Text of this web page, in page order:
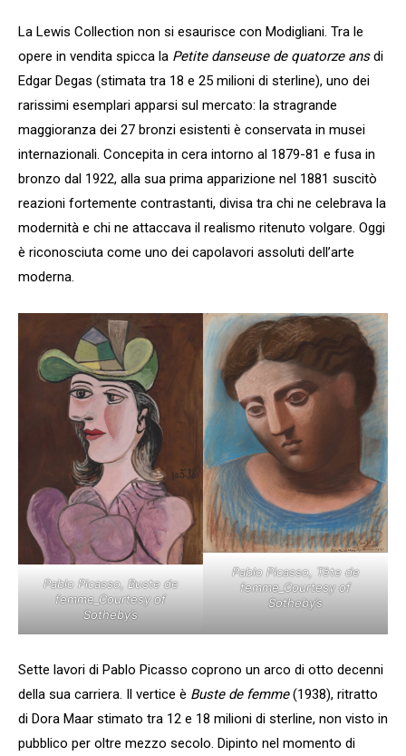
La Lewis Collection non si esaurisce con Modigliani. Tra le
opere in vendita spicca la Petite danseuse de quatorze ansdi
Edgar Degas (stimata tra 18 e 25 milioni di sterline), uno dei
rarissimi esemplari apparsi sul mercato: la stragrande
maggioranza dei 27 bronzi esistenti è conservata in musei
internazionali. Concepita in cera intorno al 1879-81 e fusa in
bronzo dal 1922, alla sua prima apparizione nel 1881 suscitò
reazioni fortemente contrastanti, divisa tra chi ne celebrava la
modernità e chi ne attaccava il realismo ritenuto volgare. Oggi
è riconosciuta come uno dei capolavori assoluti dell’arte
moderna.
Pablo Picasso, Buste de
femme_Courtesy of
Sotheby’s
Pablo Picasso, Tête de
femme_Courtesy of
Sotheby’s
Sette lavori di Pablo Picasso coprono un arco di otto decenni
della sua carriera. Il vertice è Buste de femme(1938), ritratto
di Dora Maar stimato tra 12 e 18 milioni di sterline, non visto in
pubblico per oltre mezzo secolo. Dipinto nel momento di